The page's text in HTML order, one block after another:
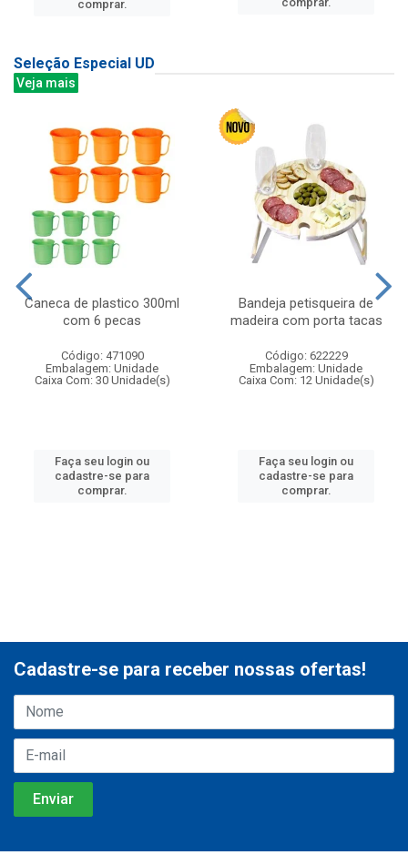
comprar.
Seleção Especial UD
Veja mais
Caneca de plastico 300ml
com 6 pecas
Código: 471090
Embalagem: Unidade
Caixa Com: 30 Unidade(s)
Faça seu login ou
cadastre-se para
comprar.
Bandeja petisqueira de
madeira com porta tacas
Código: 622229
Embalagem: Unidade
Caixa Com: 12 Unidade(s)
Faça seu login ou
cadastre-se para
comprar.
Cadastre-se para receber nossas ofertas!